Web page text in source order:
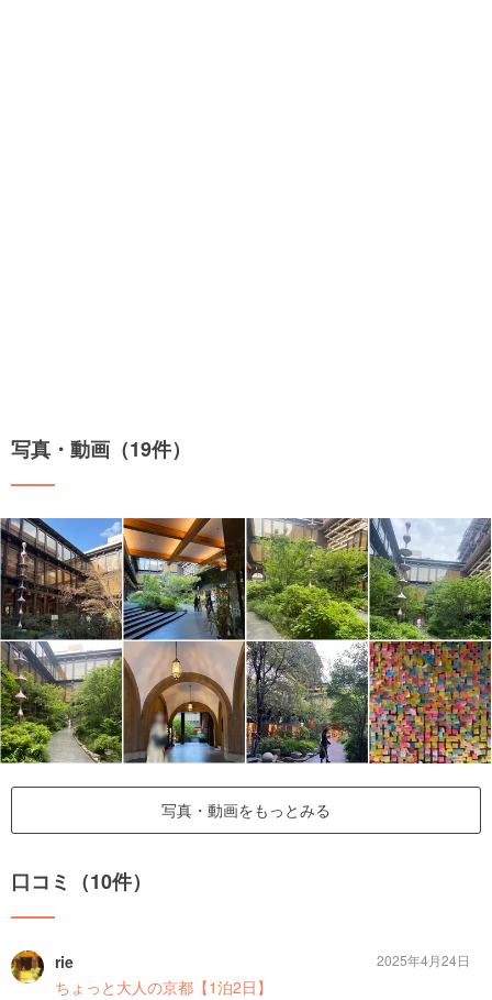
写真・動画（19件）
写真・動画をもっとみる
口コミ（10件）
rie
ちょっと大人の京都【1泊2日】
2025年4月24日